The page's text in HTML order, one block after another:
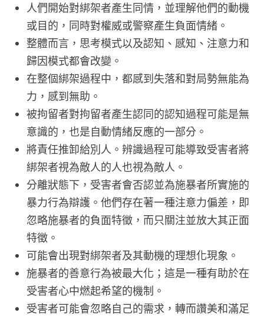
人們開始對綁架者產生同情，並理解他們的動機
或目的，同時對權威或警察產生負面情緒。
整體而言，思考模式以及認知、感知、注意力和
歸因模式都會改變。
在整個綁架過程中，都感到失落和對局勢無能為
力，感到無助。
被拘留者對拘留者產生認同的認知過程可能是無
意識的，也是自動情緒反應的一部分。
將責任推卸給別人。辨識過程可能導致受害者將
綁架者視為敵人的人也視為敵人。
分離狀態下，受害者會否認並為施暴者所實施的
暴力行為辯護。他們存在著一種注意力偏差，即
忽略施暴者的負面特徵，而只關注並放大其正面
特徵。
可能會出現對綁架者及其動機的理想化現象。
施暴者的善意行為被最大化；這是一種有助於在
受害者心中燃起希望的機制。
受害者可能會忽略自己的需求，轉而讚美和滿足